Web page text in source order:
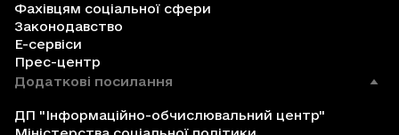
Фахівцям соціальної сфери
Законодавство
Е-сервіси
Прес-центр
Додаткові посилання
ДП "Інформаційно-обчислювальний центр"